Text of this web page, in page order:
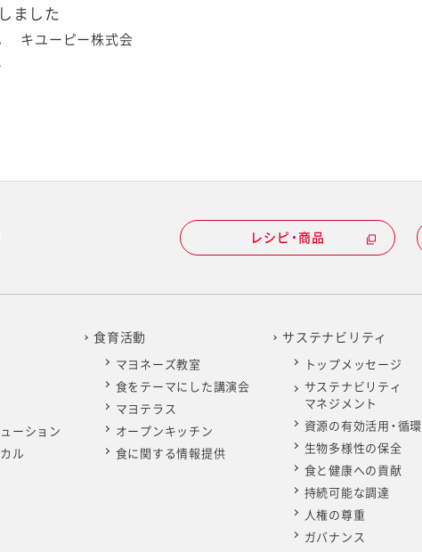
ました
キユーピー株式会
レシピ・商品
ーション
ル
食育活動
マヨネーズ教室
食をテーマにした講演会
マヨテラス
オープンキッチン
食に関する情報提供
サステナビリティ
トップメッセージ
サステナビリティ
マネジメント
資源の有効活用・循環
生物多様性の保全
食と健康への貢献
持続可能な調達
人権の尊重
ガバナンス